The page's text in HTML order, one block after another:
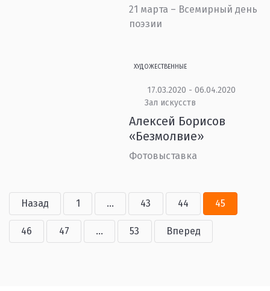
21 марта – Всемирный день
поэзии
ХУДОЖЕСТВЕННЫЕ
17.03.2020 - 06.04.2020
Зал искусств
Алексей Борисов
«Безмолвие»
Фотовыставка
Назад 1 ... 43 44 45
46 47 ... 53 Вперед